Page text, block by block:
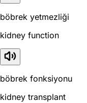
böbrek yetmezliği
kidney function
böbrek fonksiyonu
kidney transplant